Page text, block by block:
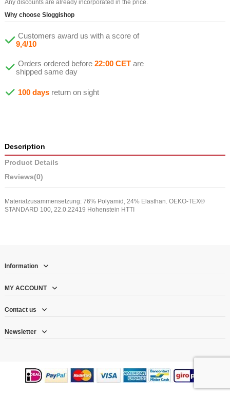
Any discounts are already incorporated in the price.
Why choose Sloggishop
Customers award us with a score of
9,4/10
Orders ordered before 22:00 CET are
shipped same day
100 days return on sight
Description
Product Details
Reviews(0)
Materialzusammensetzung: 76% Polyamid, 24% Elasthan. OEKO-TEX®
STANDARD 100, 22.0.22419 Hohenstein HTTI
Information
MY ACCOUNT
Contact us
Newsletter